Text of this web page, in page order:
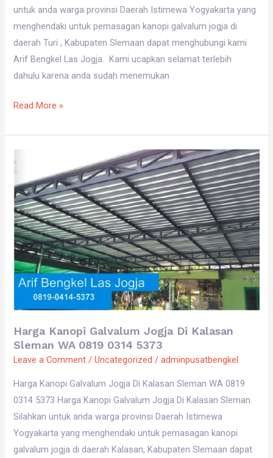
untuk anda warga provinsi Daerah Istimewa Yogyakarta yang
menghendaki untuk pemasagan kanopi galvalum jogja di
daerah Turi , Kabupaten Slemaan dapat menghubungi kami
Arif Bengkel Las Jogja. Kami ucapkan selamat terlebih
dahulu karena anda sudah menemukan
Read More »
Harga Kanopi Galvalum Jogja Di Kalasan
Sleman WA 0819 0314 5373
Leave a Comment /Uncategorized /adminpusatbengkel
Harga Kanopi Galvalum Jogja Di Kalasan Sleman WA 0819
0314 5373 Harga Kanopi Galvalum Jogja Di Kalasan Sleman.
Silahkan untuk anda warga provinsi Daerah Istimewa
Yogyakarta yang menghendaki untuk pemasagan kanopi
galvalum jogja di daerah Kalasan, Kabupaten Slemaan dapat
Kanopi
Galvalum
Jogja
Di
Kalasan
Sleman
WA
0819